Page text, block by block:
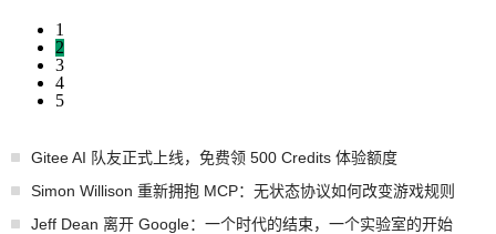
1
2
3
4
5
Gitee AI 队友正式上线，免费领 500 Credits 体验额度
Simon Willison 重新拥抱 MCP：无状态协议如何改变游戏规则
Jeff Dean 离开 Google：一个时代的结束，一个实验室的开始